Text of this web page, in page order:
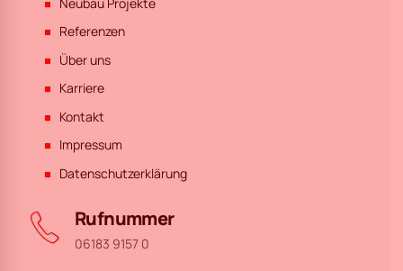
Referenzen
Über uns
Karriere
Kontakt
Impressum
Datenschutzerklärung
Rufnummer
06183 9157 0